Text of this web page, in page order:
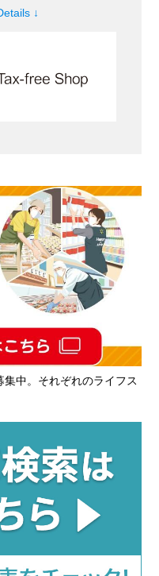
↓
中。それぞれのライフス